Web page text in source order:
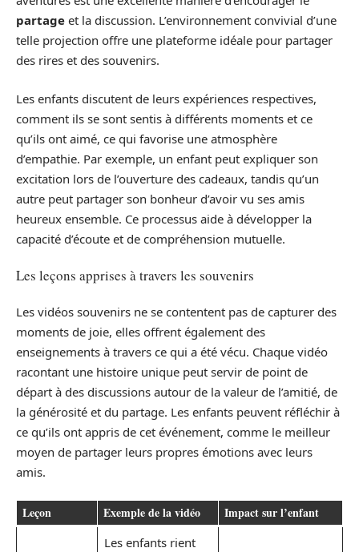
partage et la discussion. L’environnement convivial d’une
telle projection offre une plateforme idéale pour partager
des rires et des souvenirs.
Les enfants discutent de leurs expériences respectives,
comment ils se sont sentis à différents moments et ce
qu’ils ont aimé, ce qui favorise une atmosphère
d’empathie. Par exemple, un enfant peut expliquer son
excitation lors de l’ouverture des cadeaux, tandis qu’un
autre peut partager son bonheur d’avoir vu ses amis
heureux ensemble. Ce processus aide à développer la
capacité d’écoute et de compréhension mutuelle.
Les leçons apprises à travers les souvenirs
Les vidéos souvenirs ne se contentent pas de capturer des
moments de joie, elles offrent également des
enseignements à travers ce qui a été vécu. Chaque vidéo
racontant une histoire unique peut servir de point de
départ à des discussions autour de la valeur de l’amitié, de
la générosité et du partage. Les enfants peuvent réfléchir à
ce qu’ils ont appris de cet événement, comme le meilleur
moyen de partager leurs propres émotions avec leurs
amis.
Leçon Exemple de la vidéo Impact sur l’enfant
Les enfants rient